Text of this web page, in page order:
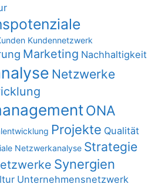
Kundennetzwerk
Marketing Nachhaltigkeit
Netzwerke
ONA
Projekte Qualität
Netzwerkanalyse Strategie
Synergien
Unternehmensnetzwerk